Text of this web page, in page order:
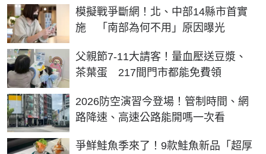
模擬戰爭斷網！北、中部14縣市首實
施 「南部為何不用」原因曝光
父親節7-11大請客！量血壓送豆漿、
茶葉蛋 217間門市都能免費領
2026防空演習今登場！管制時間、網
路降速、高速公路能開嗎一次看
爭鮮鮭魚季來了！9款鮭魚新品「超厚